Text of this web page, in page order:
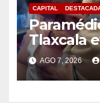
CAPITAL
Tlaxcala
sufra
cisterna
AGO 7, 2026